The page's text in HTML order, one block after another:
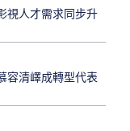
人才需求同步升
容清嶧成轉型代表